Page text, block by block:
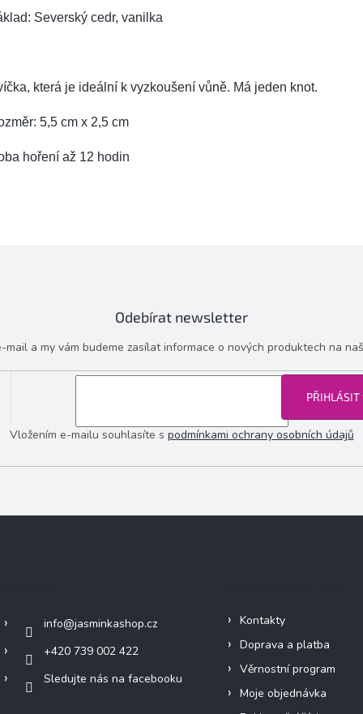
Severský cedr, vanilka
která je ideální k vyzkoušení vůně. Má jeden knot.
5,5 cm x 2,5 cm
hoření až 12 hodin
Odebírat newsletter
mail a my vám budeme zasílat informace o nových produktech na
Vložením e-mailu souhlasíte s podmínkami ochrany osobních údajů
PŘIHLÁSIT
info@jasminkashop.cz
+420 739 002 422
Sledujte nás na facebooku
Kontakty
Doprava a platba
Věrnostní program
Moje objednávka